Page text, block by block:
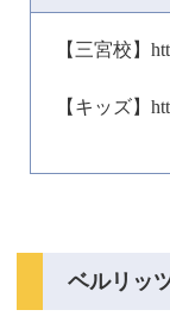
【三宮校】
【キッズ】
ベルリッ